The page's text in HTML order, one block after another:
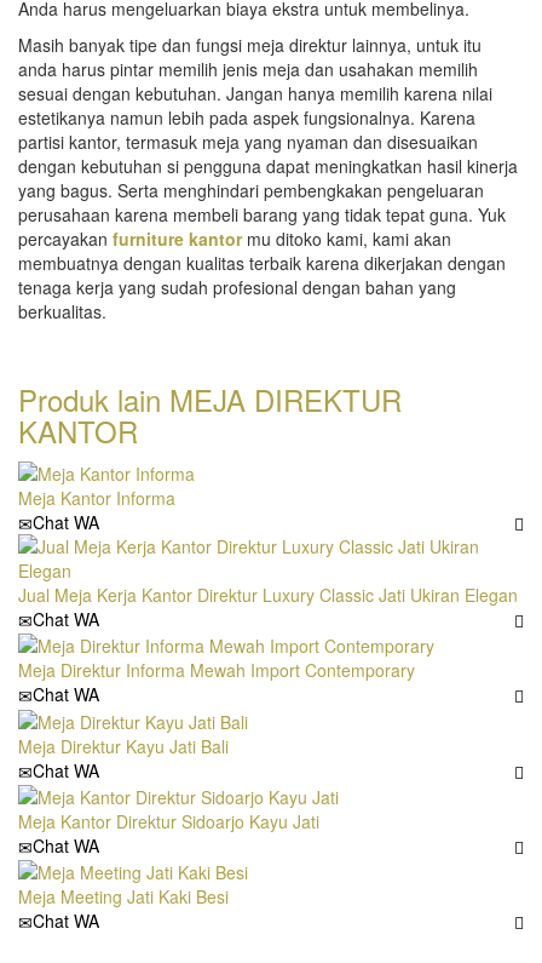
Anda harus mengeluarkan biaya ekstra untuk membelinya.
Masih banyak tipe dan fungsi meja direktur lainnya, untuk itu
anda harus pintar memilih jenis meja dan usahakan memilih
sesuai dengan kebutuhan. Jangan hanya memilih karena nilai
estetikanya namun lebih pada aspek fungsionalnya. Karena
partisi kantor, termasuk meja yang nyaman dan disesuaikan
dengan kebutuhan si pengguna dapat meningkatkan hasil kinerja
yang bagus. Serta menghindari pembengkakan pengeluaran
perusahaan karena membeli barang yang tidak tepat guna. Yuk
percayakan furniture kantormu ditoko kami, kami akan
membuatnya dengan kualitas terbaik karena dikerjakan dengan
tenaga kerja yang sudah profesional dengan bahan yang
berkualitas.
Produk lain MEJA DIREKTUR
KANTOR
Meja Kantor Informa
Chat WA
Jual Meja Kerja Kantor Direktur Luxury Classic Jati Ukiran Elegan
Chat WA
Meja Direktur Informa Mewah Import Contemporary
Chat WA
Meja Direktur Kayu Jati Bali
Chat WA
Meja Kantor Direktur Sidoarjo Kayu Jati
Chat WA
Meja Meeting Jati Kaki Besi
Chat WA